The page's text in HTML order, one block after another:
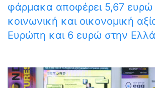
φάρμακα αποφέρει 5,67 ευρώ
κοινωνική και οικονομική
Ευρώπη και 6 ευρώ στην